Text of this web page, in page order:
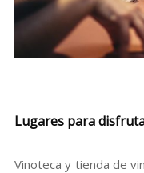
Lugares para
Vinoteca y tienda de